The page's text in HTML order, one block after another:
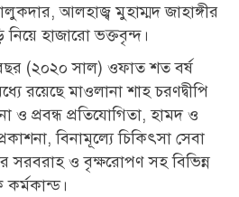
আলহাজ্ব মুহাম্মদ জাহাঙ্গীর
হাজারো ভক্তবৃন্দ।
(২০২০ সাল) ওফাত শত বর্ষ
রয়েছে মাওলানা শাহ চরণদ্বীপি
ও প্রবন্ধ প্রতিযোগিতা, হামদ ও
বিনামূল্যে চিকিৎসা সেবা
সরবরাহ ও বৃক্ষরোপণ সহ বিভিন্ন